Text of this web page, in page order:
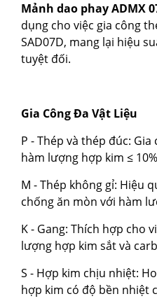
Đặt
Mảnh dao phay ADMX
dụng cho việc gia công
SAD07D, mang lại hiệu
tuyệt đối.
Gia Công Đa Vật Liệu
P - Thép và thép đúc:
hàm lượng hợp kim ≤
M - Thép không gỉ: Hiệu
chống ăn mòn với hàm
K - Gang: Thích hợp cho
lượng hợp kim sắt và
S - Hợp kim chịu nhiệt:
hợp kim có độ bền nhiệt